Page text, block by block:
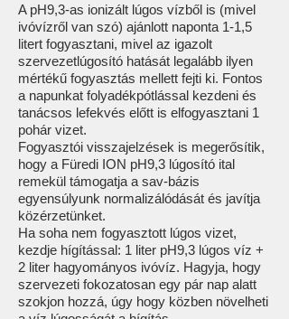
A pH9,3-as ionizált lúgos vízből is (mivel
ivóvízről van szó) ajánlott naponta 1-1,5
litert fogyasztani, mivel az igazolt
szervezetlúgosító hatását legalább ilyen
mértékű fogyasztás mellett fejti ki. Fontos
a napunkat folyadékpótlással kezdeni és
tanácsos lefekvés előtt is elfogyasztani 1
pohár vizet.
Fogyasztói visszajelzések is megerősítik,
hogy a Füredi ION pH9,3 lúgosító ital
remekül támogatja a sav-bázis
egyensúlyunk normalizálódását és javítja
közérzetünket.
Ha soha nem fogyasztott lúgos vizet,
kezdje hígítással: 1 liter pH9,3 lúgos víz +
2 liter hagyományos ivóvíz. Hagyja, hogy
szervezeti fokozatosan egy pár nap alatt
szokjon hozzá, úgy hogy közben növelheti